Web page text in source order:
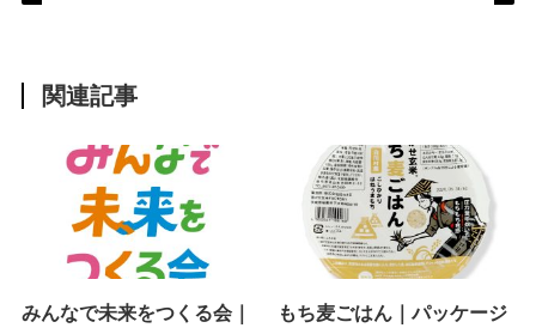
関連記事
みんなで未来をつくる会｜
もち麦ごはん｜パッケージ